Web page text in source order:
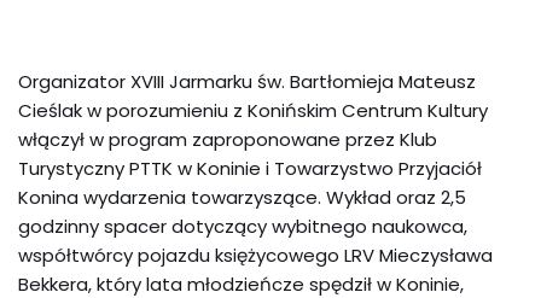
Organizator XVIII Jarmarku św. Bartłomieja Mateusz
Cieślak w porozumieniu z Konińskim Centrum Kultury
włączył w program zaproponowane przez Klub
Turystyczny PTTK w Koninie i Towarzystwo Przyjaciół
Konina wydarzenia towarzyszące. Wykład oraz 2,5
godzinny spacer dotyczący wybitnego naukowca,
współtwórcy pojazdu księżycowego LRV Mieczysława
Bekkera, który lata młodzieńcze spędził w Koninie,